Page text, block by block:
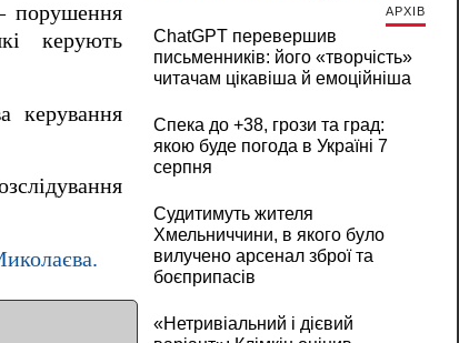
порушення
керують
керування
АРХІВ
ChatGPT перевершив
письменників: його «творчість»
читачам цікавіша й емоційніша
Спека до +38, грози та град:
якою буде погода в Україні 7
серпня
Судитимуть жителя
Хмельниччини, в якого було
вилучено арсенал зброї та
боєприпасів
«Нетривіальний і дієвий